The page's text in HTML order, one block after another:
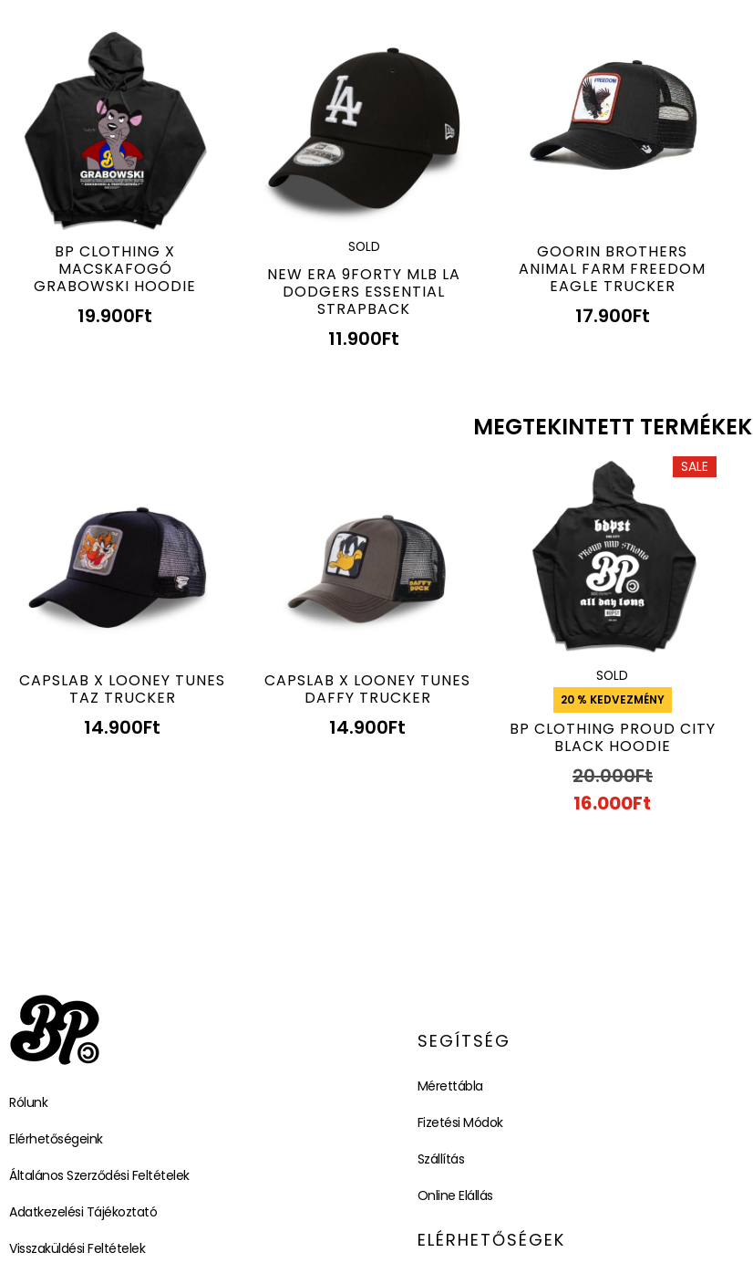
BP CLOTHING X
MACSKAFOGÓ
GRABOWSKI HOODIE
19.900Ft
SOLD
NEW ERA 9FORTY MLB LA
DODGERS ESSENTIAL
STRAPBACK
11.900Ft
GOORIN BROTHERS
ANIMAL FARM FREEDOM
EAGLE TRUCKER
17.900Ft
MEGTEKINTETT TERMÉKEK
CAPSLAB X LOONEY TUNES
TAZ TRUCKER
14.900Ft
CAPSLAB X LOONEY TUNES
DAFFY TRUCKER
14.900Ft
SALE
SOLD
20 % KEDVEZMÉNY
BP CLOTHING PROUD CITY
BLACK HOODIE
20.000Ft
16.000Ft
Rólunk
Elérhetőségeink
Általános Szerződési Feltételek
Adatkezelési Tájékoztató
Visszaküldési Feltételek
SEGÍTSÉG
Mérettábla
Fizetési Módok
Szállítás
Online Elállás
ELÉRHETŐSÉGEK